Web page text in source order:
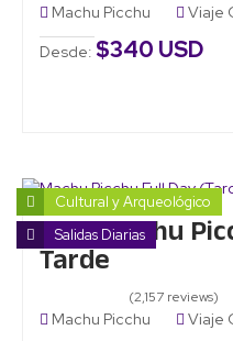
Machu Picchu
Viaje
Desde: $340 USD
Cultural y Arqueológico
Salidas Diarias
Tour Machu
Tarde
(2,157 reviews)
Machu Picchu
Viaje